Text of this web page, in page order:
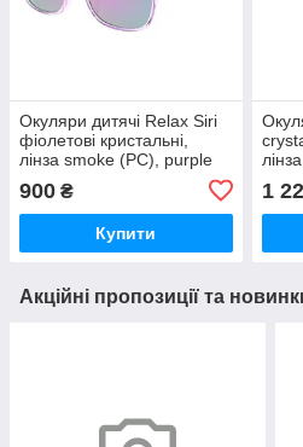
Окуляри дитячі Relax Siri
фіолетові кристальні,
лінза smoke (PC), purple
900 ₴
Купити
1
Акційні пропозиції та